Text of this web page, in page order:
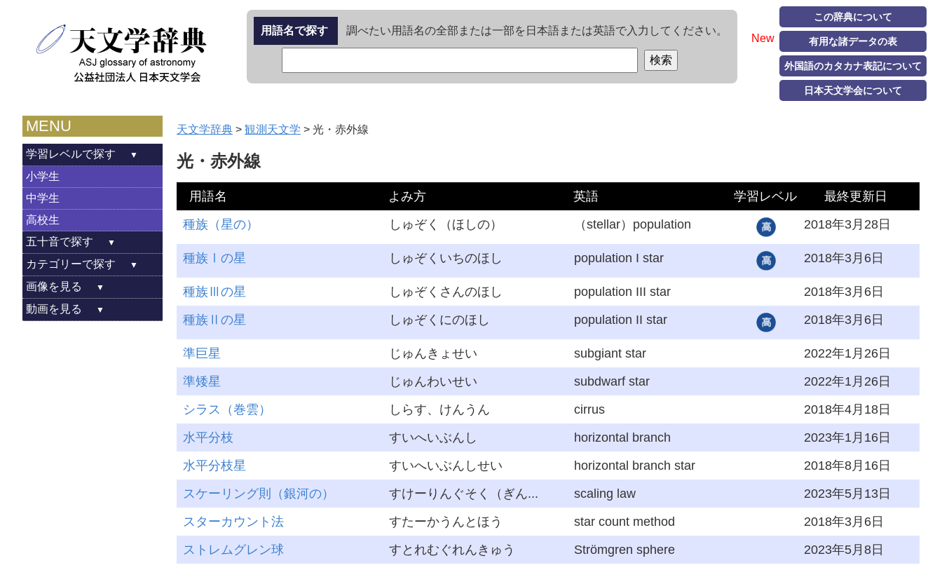
New
この辞典について
有用な諸データの表
外国語のカタカナ表記について
日本天文学会について
用語名で探す 調べたい用語名の全部または一部を日本語または英語で入力してください。
MENU
学習レベルで探す
小学生
中学生
高校生
五十音で探す
カテゴリーで探す
画像を見る
動画を見る
天文学辞典 > 観測天文学 > 光・赤外線
光・赤外線
用語名 よみ方 英語 学習レベル
最終更新日
種族（星の）
しゅぞく（ほしの） （stellar）population 2018年3月28日
種族Ⅰの星 しゅぞくいちのほし population I star 2018年3月6日
種族Ⅲの星 しゅぞくさんのほし population III star
2018年3月6日
種族Ⅱの星
しゅぞくにのほし population II star 2018年3月6日
準巨星 じゅんきょせい subgiant star
2022年1月26日
準矮星
じゅんわいせい subdwarf star
2022年1月26日
シラス（巻雲）
しらす、けんうん cirrus
2018年4月18日
水平分枝
すいへいぶんし horizontal branch
2023年1月16日
水平分枝星
すいへいぶんしせい horizontal branch star
2018年8月16日
スケーリング則（銀河の）
すけーりんぐそく（ぎん... scaling law
2023年5月13日
スターカウント法
すたーかうんとほう star count method
2018年3月6日
ストレムグレン球
すとれむぐれんきゅう Strömgren sphere
2023年5月8日